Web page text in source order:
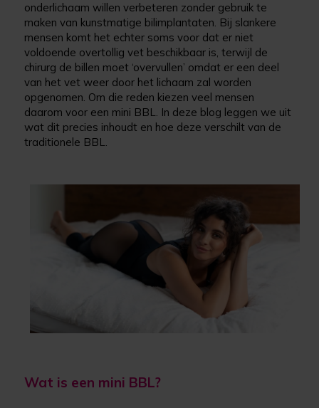
onderlichaam willen verbeteren zonder gebruik te
maken van kunstmatige bilimplantaten. Bij slankere
mensen komt het echter soms voor dat er niet
voldoende overtollig vet beschikbaar is, terwijl de
chirurg de billen moet ‘overvullen’ omdat er een deel
van het vet weer door het lichaam zal worden
opgenomen. Om die reden kiezen veel mensen
daarom voor een mini BBL. In deze blog leggen we uit
wat dit precies inhoudt en hoe deze verschilt van de
traditionele BBL.
Wat is een mini BBL?